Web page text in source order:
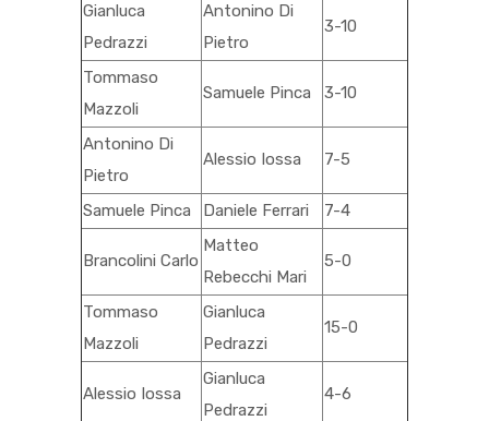
Gianluca
Pedrazzi
Antonino Di
Pietro
3-10
Tommaso
Mazzoli
Samuele Pinca 3-10
Antonino Di
Pietro
Alessio Iossa 7-5
Samuele Pinca Daniele Ferrari 7-4
Brancolini Carlo
Matteo
Rebecchi Mari
5-0
Tommaso
Mazzoli
Gianluca
Pedrazzi
15-0
Alessio Iossa
Gianluca
Pedrazzi
4-6